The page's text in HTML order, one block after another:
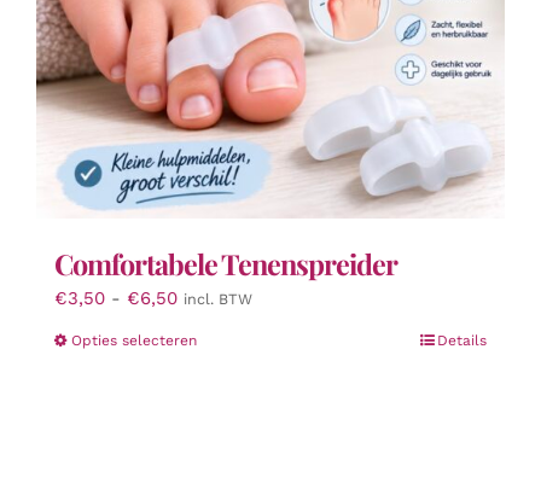
Comfortabele Tenenspreider
€3,50 - €6,50Prijsklasse:
tot
incl. BTW
Opties selecterenDit
Details